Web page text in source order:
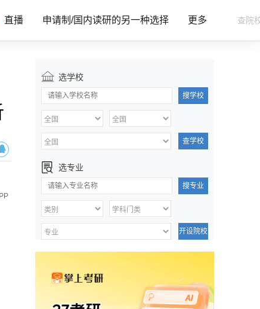
直播 申请制/国内读研的另一种选择 更多
选学校
搜学校
查学校
选专业
搜专业
开设院校